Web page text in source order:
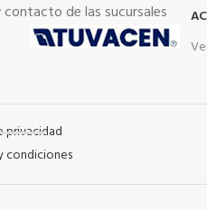
de las sucursales
privacidad
condiciones